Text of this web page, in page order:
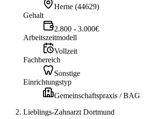
Herne (44629)
Gehalt
2.800 - 3.000€
Arbeitszeitmodell
Vollzeit
Fachbereich
Sonstige
Einrichtungstyp
Gemeinschaftspraxis / BAG
Lieblings-Zahnarzt Dortmund